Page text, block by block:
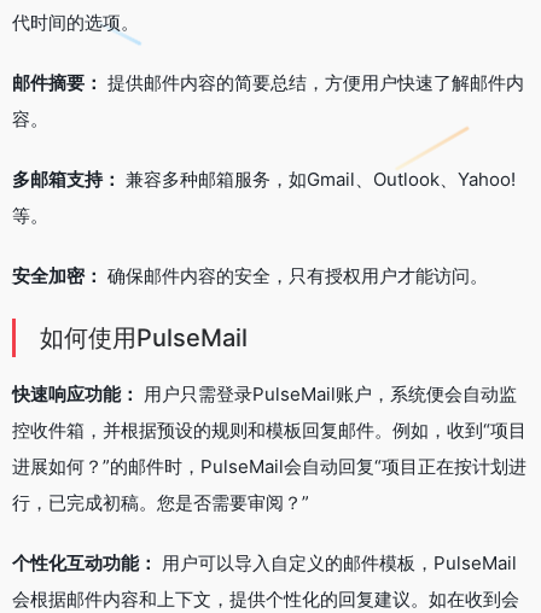
代时间的选项。
邮件摘要： 提供邮件内容的简要总结，方便用户快速了解邮件内
容。
多邮箱支持： 兼容多种邮箱服务，如Gmail、Outlook、Yahoo!
等。
安全加密： 确保邮件内容的安全，只有授权用户才能访问。
如何使用PulseMail
快速响应功能： 用户只需登录PulseMail账户，系统便会自动监
控收件箱，并根据预设的规则和模板回复邮件。例如，收到“项目
进展如何？”的邮件时，PulseMail会自动回复“项目正在按计划进
行，已完成初稿。您是否需要审阅？”
个性化互动功能： 用户可以导入自定义的邮件模板，PulseMail
会根据邮件内容和上下文，提供个性化的回复建议。如在收到会